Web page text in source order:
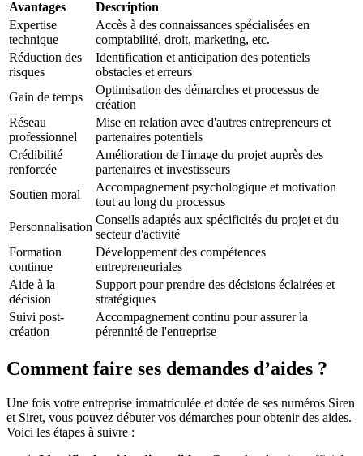
Avantages
Description
Expertise
technique
Accès à des connaissances spécialisées en
comptabilité, droit, marketing, etc.
Réduction des
risques
Identification et anticipation des potentiels
obstacles et erreurs
Gain de temps
Optimisation des démarches et processus de
création
Réseau
professionnel
Mise en relation avec d'autres entrepreneurs et
partenaires potentiels
Crédibilité
renforcée
Amélioration de l'image du projet auprès des
partenaires et investisseurs
Soutien moral
Accompagnement psychologique et motivation
tout au long du processus
Personnalisation
Conseils adaptés aux spécificités du projet et du
secteur d'activité
Formation
continue
Développement des compétences
entrepreneuriales
Aide à la
décision
Support pour prendre des décisions éclairées et
stratégiques
Suivi post-
création
Accompagnement continu pour assurer la
pérennité de l'entreprise
Comment faire ses demandes d’aides ?
Une fois votre entreprise immatriculée et dotée de ses numéros Siren
et Siret, vous pouvez débuter vos démarches pour obtenir des aides.
Voici les étapes à suivre :